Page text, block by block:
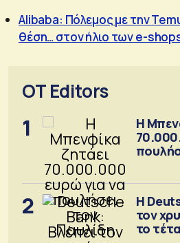
Alibaba: Πόλεμος με την
θέση… στον ήλιο των e-
OT Editors
1
Η
2
Η
τον
το